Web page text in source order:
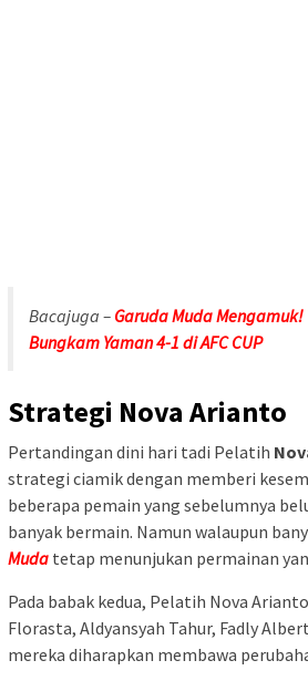
Bacajuga – Garuda Muda
Bungkam Yaman 4-1 di AFC CUP
Strategi Nova Arianto
Pertandingan dini hari tadi Pelatih
strategi ciamik dengan memberi
beberapa pemain yang sebelumnya
banyak bermain. Namun walaupun
Muda tetap menunjukan permainan
Pada babak kedua, Pelatih Nova
Florasta, Aldyansyah Tahur, Fadly
mereka diharapkan membawa